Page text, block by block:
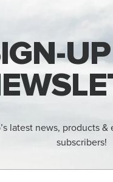
latest news, products
subscribers!